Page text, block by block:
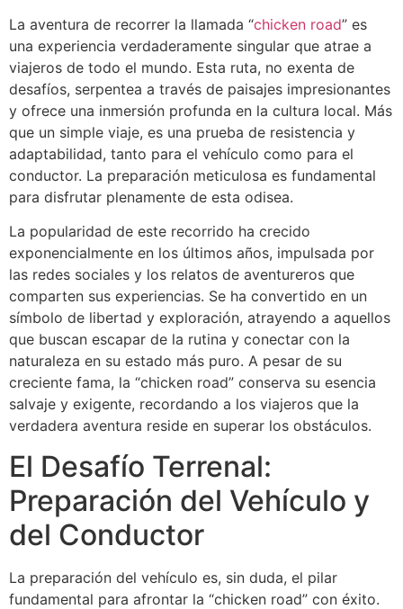
La aventura de recorrer la llamada “chicken road” es
una experiencia verdaderamente singular que atrae a
viajeros de todo el mundo. Esta ruta, no exenta de
desafíos, serpentea a través de paisajes impresionantes
y ofrece una inmersión profunda en la cultura local. Más
que un simple viaje, es una prueba de resistencia y
adaptabilidad, tanto para el vehículo como para el
conductor. La preparación meticulosa es fundamental
para disfrutar plenamente de esta odisea.
La popularidad de este recorrido ha crecido
exponencialmente en los últimos años, impulsada por
las redes sociales y los relatos de aventureros que
comparten sus experiencias. Se ha convertido en un
símbolo de libertad y exploración, atrayendo a aquellos
que buscan escapar de la rutina y conectar con la
naturaleza en su estado más puro. A pesar de su
creciente fama, la “chicken road” conserva su esencia
salvaje y exigente, recordando a los viajeros que la
verdadera aventura reside en superar los obstáculos.
El Desafío Terrenal:
Preparación del Vehículo y
del Conductor
La preparación del vehículo es, sin duda, el pilar
fundamental para afrontar la “chicken road” con éxito.